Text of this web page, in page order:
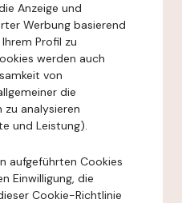
Anzeige und
Werbung basierend
Profil zu
werden auch
von
die
zu analysieren
und Leistung).
aufgeführten Cookies
Einwilligung, die
Cookie-Richtlinie